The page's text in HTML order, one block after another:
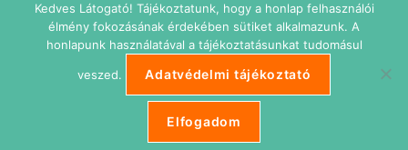
Adatkezelési tájékoztató Impresszum
Süti beállítások
Copyright © 2026 Etikus Ingatlanos
Kedves Látogató! Tájékoztatunk, hogy a honlap felhasználói
élmény fokozásának érdekében sütiket alkalmazunk. A
honlapunk használatával a tájékoztatásunkat tudomásul
veszed. Adatvédelmi tájékoztató
Elfogadom